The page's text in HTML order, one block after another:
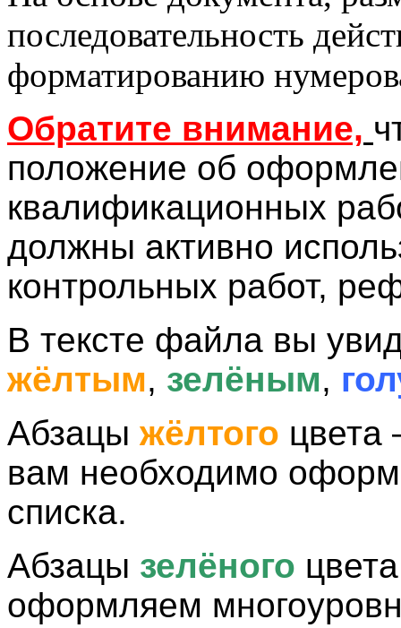
последовательность
форматированию
Обратите внимание,
положение об
квалификационных
должны активно
контрольных работ,
В тексте файла вы
жёлтым, зелёным,
Абзацы жёлтого цвета
вам необходимо
списка.
Абзацы зелёного
оформляем